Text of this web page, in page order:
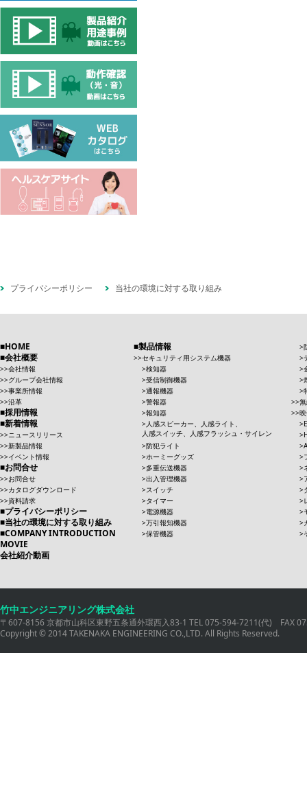
プライバシーポリシー 当社の環境に対する取り組み
HOME
会社概要
会社情報
グループ会社情報
事業所情報
沿革
採用情報
新着情報
ニュースリリース
新製品情報
イベント情報
お問合せ
お問合せ
カタログダウンロード
資料請求
プライバシーポリシー
当社の環境に対する取り組み
COMPANY INTRODUCTION
MOVIE
会社紹介動画
製品情報
セキュリティ用システム機器
検知器
受信制御機器
通報機器
警報器
報知器
人感スピーカー、人感ライト、
人感スイッチ、人感フラッシュ・サイレン
防犯ライト
ホーミーグッズ
多重伝送機器
出入管理機器
スイッチ
タイマー
電源機器
万引報知機器
保管機器
竹中エンジニアリング株式会社
〒607-8156 京都市山科区東野五条通外環西入83-1 TEL 075-594-7211(代) FAX
Copyright © 2014 TAKENAKA ENGINEERING CO.,LTD. All Rights Reserved.